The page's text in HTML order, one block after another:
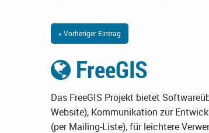
« Vorheriger Eintrag
FreeGIS
Das FreeGIS Projekt bietet
Website), Kommunikation zur
(per Mailing-Liste), für leichtere